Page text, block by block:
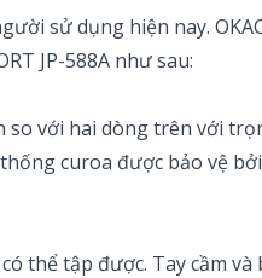
sử dụng hiện nay.
JP-588A như sau:
so với hai dòng trên với
curoa được bảo vệ
thể tập được. Tay cầm